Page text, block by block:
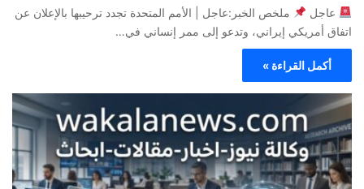
عاجل
ملخص الخبر:عاجل | الأمم المتحدة تجدد ترحيبها بالإعلان عن
اتفاق أمريكي إيراني، وتدعو إلى ممر إنساني في…
أكمل القراءة »